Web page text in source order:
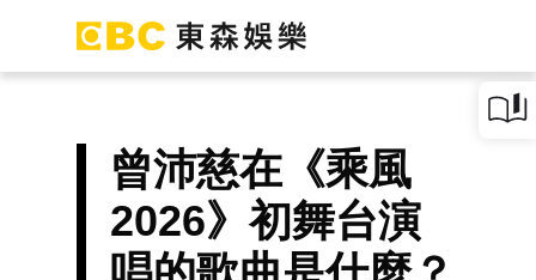
曾沛慈在《乘風
2026》初舞台演